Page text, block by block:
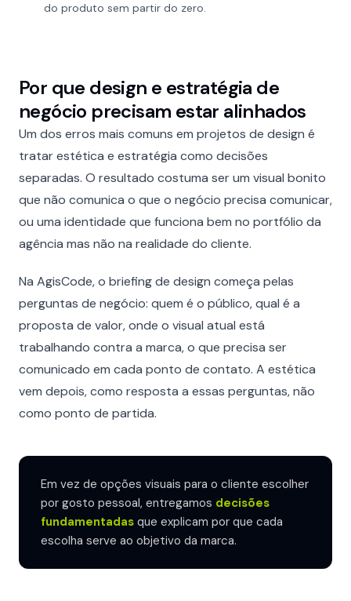
do produto sem partir do zero.
Por que design e estratégia de
negócio precisam estar alinhados
Um dos erros mais comuns em projetos de design é
tratar estética e estratégia como decisões
separadas. O resultado costuma ser um visual bonito
que não comunica o que o negócio precisa comunicar,
ou uma identidade que funciona bem no portfólio da
agência mas não na realidade do cliente.
Na AgisCode, o briefing de design começa pelas
perguntas de negócio: quem é o público, qual é a
proposta de valor, onde o visual atual está
trabalhando contra a marca, o que precisa ser
comunicado em cada ponto de contato. A estética
vem depois, como resposta a essas perguntas, não
como ponto de partida.
Em vez de opções visuais para o cliente escolher
por gosto pessoal, entregamos decisões
fundamentadas que explicam por que cada
escolha serve ao objetivo da marca.